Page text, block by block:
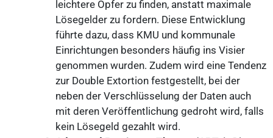
leichtere Opfer zu finden, anstatt maximale
Lösegelder zu fordern. Diese Entwicklung
führte dazu, dass KMU und kommunale
Einrichtungen besonders häufig ins Visier
genommen wurden. Zudem wird eine Tendenz
zur Double Extortion festgestellt, bei der
neben der Verschlüsselung der Daten auch
mit deren Veröffentlichung gedroht wird, falls
kein Lösegeld gezahlt wird.